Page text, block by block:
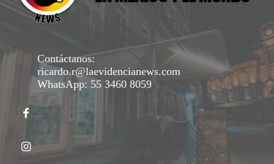
Contáctanos:
ricardo.r@laevidencianews.com
WhatsApp: 55 3460 8059